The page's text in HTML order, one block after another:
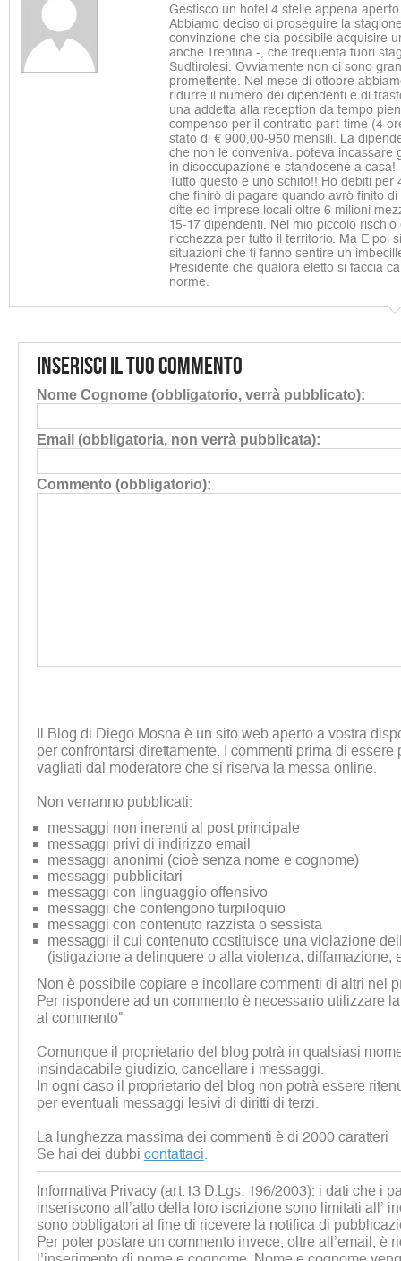
Gestisco un hotel 4 stelle appena
Abbiamo deciso di proseguire la
convinzione che sia possibile acquisire
anche Trentina -, che frequenta fuori
Sudtirolesi. Ovviamente non ci sono
promettente. Nel mese di ottobre
ridurre il numero dei dipendenti e di
una addetta alla reception da tempo
compenso per il contratto part-time (4
stato di € 900,00-950 mensili. La
che non le conveniva: poteva incassare
in disoccupazione e standosene a casa!
Tutto questo è uno schifo!! Ho debiti per
che finirò di pagare quando avrò finito
ditte ed imprese locali oltre 6 milioni
15-17 dipendenti. Nel mio piccolo
ricchezza per tutto il territorio. Ma E poi
situazioni che ti fanno sentire un
Presidente che qualora eletto si faccia
norme.
Inserisci il tuo commento
Nome Cognome (obbligatorio, verrà pubblicato):
Email (obbligatoria, non verrà pubblicata):
Commento (obbligatorio):
Il Blog di Diego Mosna è un sito web aperto a vostra
per confrontarsi direttamente. I commenti prima di essere
vagliati dal moderatore che si riserva la messa online.
Non verranno pubblicati:
messaggi non inerenti al post principale
messaggi privi di indirizzo email
messaggi anonimi (cioè senza nome e cognome)
messaggi pubblicitari
messaggi con linguaggio offensivo
messaggi che contengono turpiloquio
messaggi con contenuto razzista o sessista
messaggi il cui contenuto costituisce una violazione
(istigazione a delinquere o alla violenza, diffamazione,
Non è possibile copiare e incollare commenti di altri nel
Per rispondere ad un commento è necessario utilizzare
al commento"
Comunque il proprietario del blog potrà in qualsiasi
insindacabile giudizio, cancellare i messaggi.
In ogni caso il proprietario del blog non potrà essere
per eventuali messaggi lesivi di diritti di terzi.
La lunghezza massima dei commenti è di 2000 caratteri
Se hai dei dubbi contattaci
Informativa Privacy (art.13 D.Lgs. 196/2003): i dati che i
inseriscono all’atto della loro iscrizione sono limitati all’
sono obbligatori al fine di ricevere la notifica di
Per poter postare un commento invece, oltre all’email, è